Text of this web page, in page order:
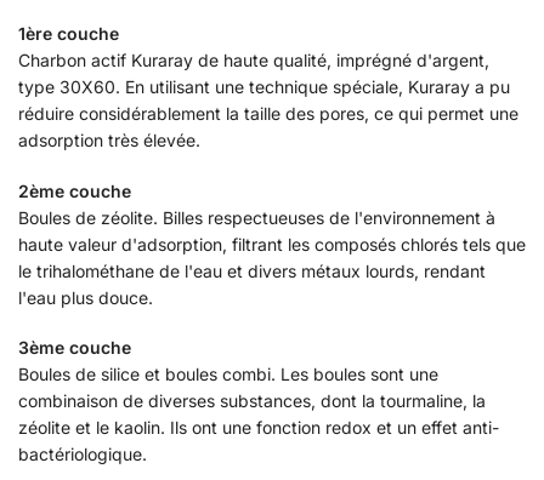
1ère couche
Charbon actif Kuraray de haute qualité, imprégné d'argent,
type 30X60. En utilisant une technique spéciale, Kuraray a pu
réduire considérablement la taille des pores, ce qui permet une
adsorption très élevée.
2ème couche
Boules de zéolite. Billes respectueuses de l'environnement à
haute valeur d'adsorption, filtrant les composés chlorés tels que
le trihalométhane de l'eau et divers métaux lourds, rendant
l'eau plus douce.
3ème couche
Boules de silice et boules combi. Les boules sont une
combinaison de diverses substances, dont la tourmaline, la
zéolite et le kaolin. Ils ont une fonction redox et un effet anti-
bactériologique.